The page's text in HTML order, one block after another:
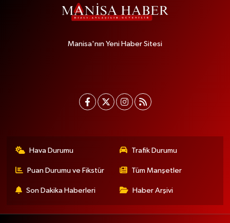
Manisa'nın Yeni Haber Sitesi
Hava Durumu Trafik Durumu
Puan Durumu ve Fikstür Tüm Manşetler
Son Dakika Haberleri Haber Arşivi